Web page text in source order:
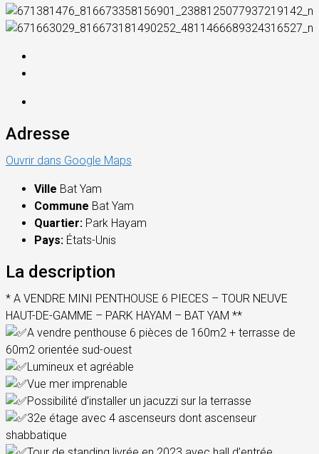
Adresse
Ouvrir dans Google Maps
Ville Bat Yam
Commune Bat Yam
Quartier: Park Hayam
Pays: États-Unis
La description
* A VENDRE MINI PENTHOUSE 6 PIECES – TOUR NEUVE
HAUT-DE-GAMME – PARK HAYAM – BAT YAM **
A vendre penthouse 6 pièces de 160m2 + terrasse de
60m2 orientée sud-ouest
Lumineux et agréable
Vue mer imprenable
Possibilité d’installer un jacuzzi sur la terrasse
32e étage avec 4 ascenseurs dont ascenseur
shabbatique